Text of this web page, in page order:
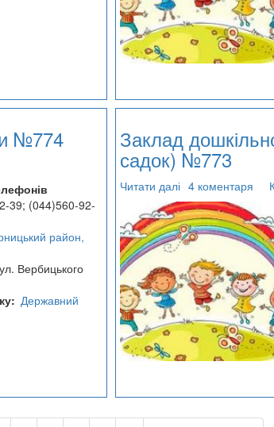
№774
39; (044)560-92-
район,
Вербицького
Державний
Заклад
садок) №773
Читати даліпро
Заклад
дошкільної
освіти
(ясла-
садок)
№773
4 коментаря